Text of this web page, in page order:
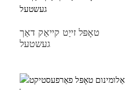
טאָפּל זייַט קייאַק דאַך
געשטעל